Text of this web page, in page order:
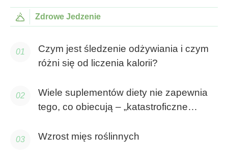
Zdrowe Jedzenie
Czym jest śledzenie odżywiania i czym
różni się od liczenia kalorii?
Wiele suplementów diety nie zapewnia
tego, co obiecują – „katastroficzne
Wzrost mięs roślinnych